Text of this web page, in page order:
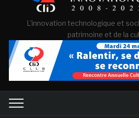
L'innovation technologique et
patrimoine et de la